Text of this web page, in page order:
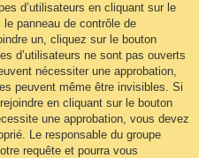
d’utilisateurs en cliquant sur le
le panneau de contrôle de
un, cliquez sur le bouton
d’utilisateurs ne sont pas ouverts
nécessiter une approbation,
peuvent même être invisibles. Si
en cliquant sur le bouton
une approbation, vous devez
Le responsable du groupe
requête et pourra vous